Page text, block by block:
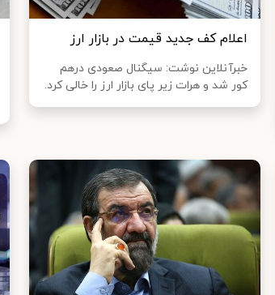
اعلام کف جدید قیمت در بازار ارز
خبرآنلاین نوشت: سیگنال صعودی درهم
کور شد و هرات زیر پای بازار ارز را خالی کرد.